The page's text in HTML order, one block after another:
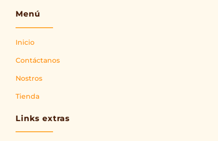
Menú
Inicio
Contáctanos
Nostros
Tienda
Links extras